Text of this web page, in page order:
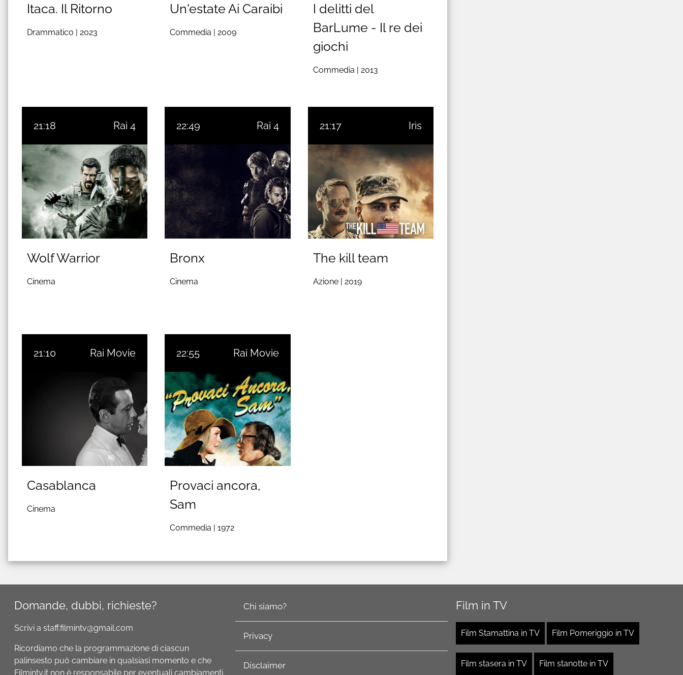
Itaca. Il Ritorno
Drammatico | 2023
Un'estate Ai Caraibi
Commedia | 2009
I delitti del
BarLume - Il re dei
giochi
Commedia | 2013
21:18 Rai 4
Wolf Warrior
Cinema
22:49 Rai 4
Bronx
Cinema
21:17 Iris
The kill team
Azione | 2019
21:10 Rai Movie
Casablanca
Cinema
22:55 Rai Movie
Provaci ancora,
Sam
Commedia |1972
Domande, dubbi, richieste?
Scrivi a staff.filmintv@gmail.com
Ricordiamo che la programmazione di ciascun
palinsesto può cambiare in qualsiasi momento e che
Filmintv.it non è responsabile per eventuali cambiamenti.
Chi siamo?
Privacy
Disclaimer
Film in TV
Film Stamattina in TV Film Pomeriggio in TV
Film stasera in TV Film stanotte in TV